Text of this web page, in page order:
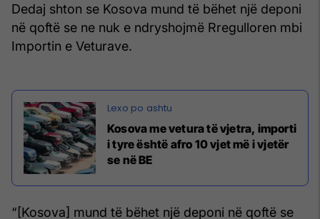
Dedaj shton se Kosova mund të bëhet një deponi
në qoftë se ne nuk e ndryshojmë Rregulloren mbi
Importin e Veturave.
Kosova me vetura të vjetra, importi
i tyre është afro 10 vjet më i vjetër
se në BE
“[Kosova] mund të bëhet një deponi në qoftë se